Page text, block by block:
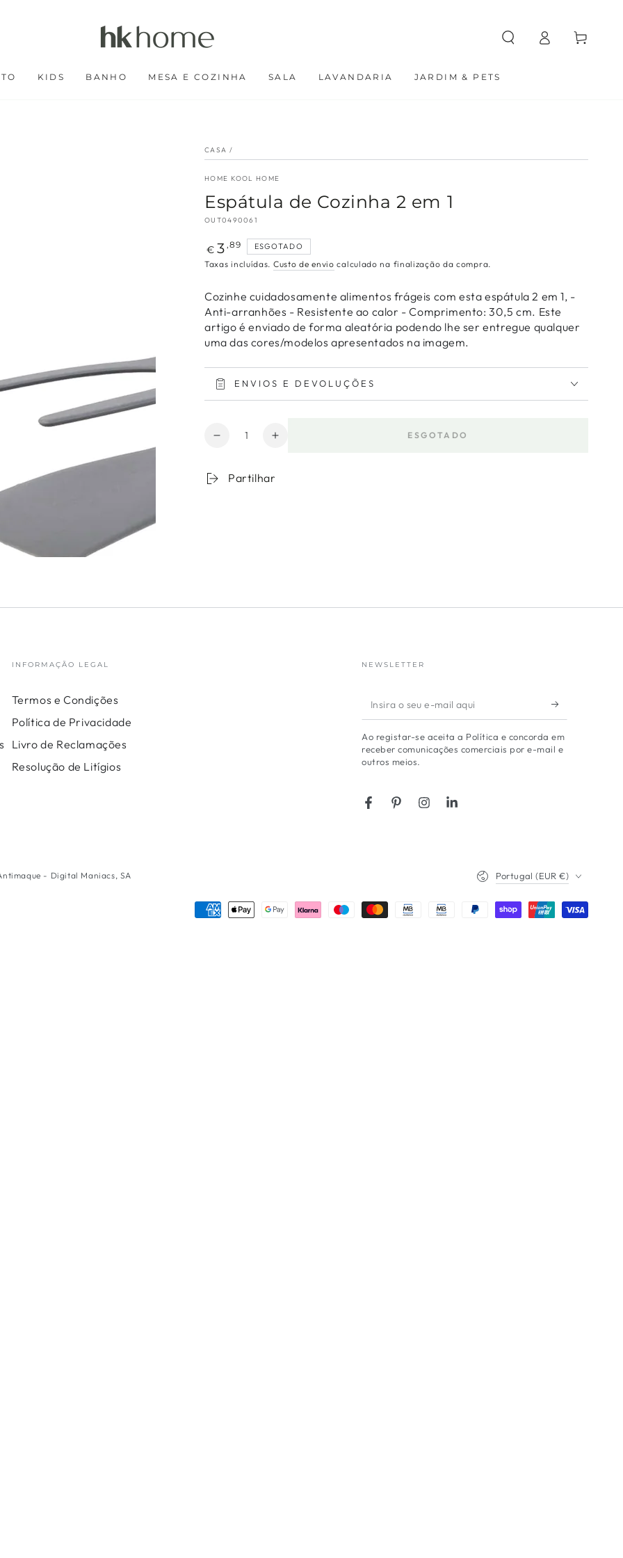
KIDS BANHO MESA E COZINHA SALA LAVANDARIA JARDIM & PETS
Entrar Carrinho
CASA /
HOME KOOL HOME
Espátula de Cozinha 2 em 1
OUT0490061
Preço
regular
€ 3 ,89 ESGOTADO
Taxas incluídas. Custo de envio calculado na finalização da compra.
Cozinhe cuidadosamente alimentos frágeis com esta espátula 2 em 1, -
Anti-arranhões - Resistente ao calor - Comprimento: 30,5 cm. Este
artigo é enviado de forma aleatória podendo lhe ser entregue qualquer
uma das cores/modelos apresentados na imagem.
ENVIOS E DEVOLUÇÕES
Quantidade
Diminuir
quantidade
para
Aumentar
ESGOTADO
Partilhar
INFORMAÇÃO LEGAL
Termos e Condições
Política de Privacidade
Livro de Reclamações
Resolução de Litígios
NEWSLETTER
Insira
o
seu
e-
aqui
Ao registar-se aceita a Política e concorda em
receber comunicações comerciais por e-mail e
outros meios.
FacebookPinterestInstagramLinkedIn
- Digital Maniacs, SA Portugal (EUR €)
Métodos